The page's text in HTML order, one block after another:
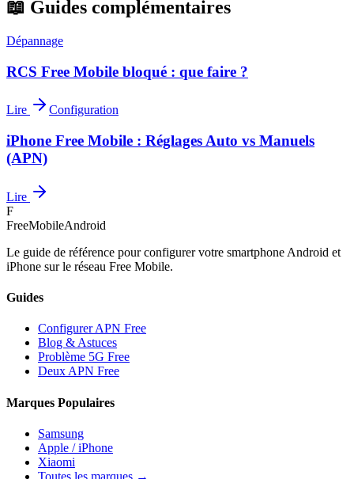
📖 Guides complémentaires
Dépannage
RCS Free Mobile bloqué : que faire ?
Lire Configuration
iPhone Free Mobile : Réglages Auto vs Manuels
(APN)
Lire
F
FreeMobileAndroid
Le guide de référence pour configurer votre smartphone Android et
iPhone sur le réseau Free Mobile.
Guides
Configurer APN Free
Blog & Astuces
Problème 5G Free
Deux APN Free
Marques Populaires
Samsung
Apple / iPhone
Xiaomi
Toutes les marques →